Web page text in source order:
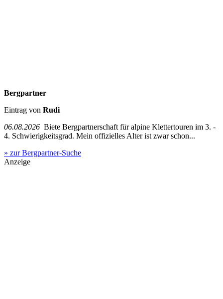
Bergpartner
Eintrag von Rudi
06.08.2026 Biete Bergpartnerschaft für alpine Klettertouren im 3. -
4. Schwierigkeitsgrad. Mein offizielles Alter ist zwar schon...
» zur Bergpartner-Suche
Anzeige